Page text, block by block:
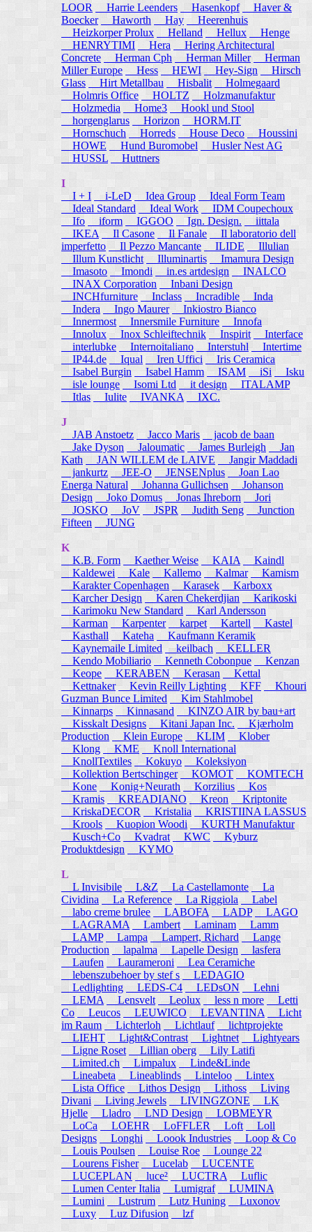
LOOR
Harrie Leenders Hasenkopf
Haver &
Boecker
Haworth Hay
Heerenhuis
Heizkorper Prolux
Helland Hellux
Henge
HENRYTIMI
Hera
Hering Architectural
Concrete
Herman Cph Herman Miller
Herman
Miller Europe
Hess HEWI Hey-Sign
Hirsch
Glass
Hirt Metallbau Hisbalit
Holmegaard
Holmris Office
HOLTZ
Holzmanufaktur
Holzmedia
Home3
Hookl und Stool
horgenglarus
Horizon
HORM.IT
Hornschuch
Horreds House Deco
Houssini
HOWE
Hund Buromobel
Husler Nest AG
HUSSL
Huttners
I
I + I
i-LeD Idea Group
Ideal Form Team
Ideal Standard
Ideal Work
IDM Coupechoux
Ifo
iform IGGOO Ign. Design.
iittala
IKEA
Il Casone Il Fanale
Il laboratorio dell
imperfetto
Il Pezzo Mancante ILIDE
Illulian
Illum Kunstlicht
Illuminartis
Imamura Design
Imasoto
Imondi in.es artdesign
INALCO
INAX Corporation
Inbani Design
INCHfurniture
Inclass Incradible
Inda
Indera
Ingo Maurer
Inkiostro Bianco
Innermost
Innersmile Furniture
Innofa
Innolux
Inox Schleiftechnik Inspirit
Interface
interlubke
Internoitaliano Interstuhl
Intertime
IP44.de
Iqual Iren Uffici
Iris Ceramica
Isabel Burgin
Isabel Hamm ISAM iSi Isku
isle lounge
Isomi Ltd it design
ITALAMP
Itlas
Iulite IVANKA IXC.
J
JAB Anstoetz
Jacco Maris
jacob de baan
Jake Dyson
Jaloumatic James Burleigh
Jan
Kath
JAN WILLEM de LAIVE
Jangir Maddadi
jankurtz JEE-O JENSENplus
Joan Lao
Energa Natural
Johanna Gullichsen
Johanson
Design
Joko Domus Jonas Ihreborn
Jori
JOSKO
JoV JSPR Judith Seng
Junction
Fifteen
JUNG
K
K.B. Form
Kaether Weise KAIA
Kaindl
Kaldewei
Kale Kallemo Kalmar
Kamism
Karakter Copenhagen
Karasek
Karboxx
Karcher Design
Karen Chekerdjian
Karikoski
Karimoku New Standard
Karl Andersson
Karman
Karpenter karpet Kartell
Kastel
Kasthall
Kateha
Kaufmann Keramik
Kaynemaile Limited keilbach
KELLER
Kendo Mobiliario
Kenneth Cobonpue
Kenzan
Keope
KERABEN Kerasan
Kettal
Kettnaker Kevin Reilly Lighting KFF
Khouri
Guzman Bunce Limited
Kim Stahlmobel
Kinnarps
Kinnasand
KINZO AIR by bau+art
Kisskalt Designs
Kitani Japan Inc.
Kjærholm
Production
Klein Europe KLIM
Klober
Klong
KME
Knoll International
KnollTextiles
Kokuyo
Koleksiyon
Kollektion Bertschinger KOMOT
KOMTECH
Kone
Konig+Neurath Korzilius
Kos
Kramis
KREADIANO Kreon
Kriptonite
KriskaDECOR
Kristalia
KRISTIINA LASSUS
Krools
Kuopion Woodi
KURTH Manufaktur
Kusch+Co
Kvadrat KWC
Kyburz
Produktdesign
KYMO
L
L Invisibile
L&Z La Castellamonte
La
Cividina
La Reference La Riggiola
Label
labo creme brulee
LABOFA LADP
LAGO
LAGRAMA
Lambert Laminam
Lamm
LAMP
Lampa Lampert, Richard
Lange
Production
lapalma Lapelle Design
lasfera
Laufen
Laurameroni
Lea Ceramiche
lebenszubehoer by stef s
LEDAGIO
Ledlighting
LEDS-C4 LEDsON
Lehni
LEMA
Lensvelt Leolux less n more
Letti
Co
Leucos LEUWICO LEVANTINA
Licht
im Raum
Lichterloh Lichtlauf lichtprojekte
LIEHT
Light&Contrast Lightnet
Lightyears
Ligne Roset
Lillian oberg
Lily Latifi
Limited.ch
Limpalux
Linde&Linde
Lineabeta
Lineablinds Linteloo
Lintex
Lista Office Lithos Design Lithoss
Living
Divani
Living Jewels LIVINGZONE
LK
Hjelle
Lladro LND Design
LOBMEYR
LoCa
LOEHR LoFFLER Loft
Loll
Designs
Longhi Loook Industries
Loop & Co
Louis Poulsen
Louise Roe
Lounge 22
Lourens Fisher
Lucelab
LUCENTE
LUCEPLAN
luce² LUCTRA
Luflic
Lumen Center Italia
Lumigraf
LUMINA
Lumini
Lustrum Lutz Huning
Luxonov
Luxy
Luz Difusion lzf